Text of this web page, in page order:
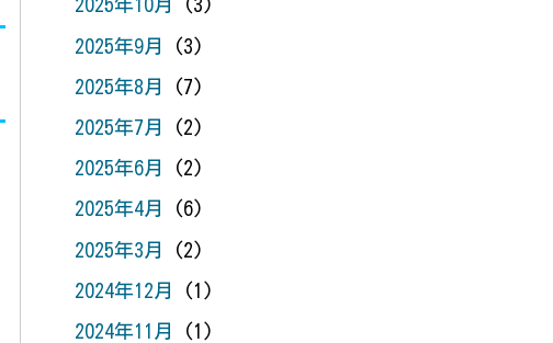
2025年10月 (3)
2025年9月 (3)
2025年8月 (7)
2025年7月 (2)
2025年6月 (2)
2025年4月 (6)
2025年3月 (2)
2024年12月 (1)
2024年11月 (1)